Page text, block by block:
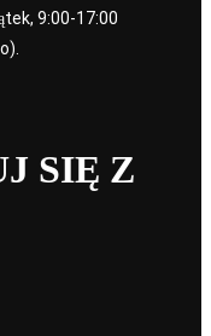
9:00-17:00
SIĘ Z